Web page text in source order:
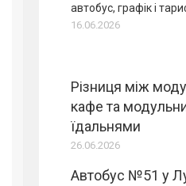
автобус, графік і
16.06.2026
Різниця між
кафе та
їдальнями
26.06.2026
Автобус №51 у